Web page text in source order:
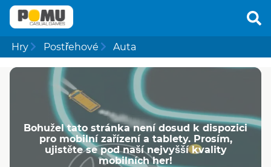
Hry Postřehové Auta
Bohužel tato stránka není dosud k dispozici
pro mobilní zařízení a tablety. Prosím,
ujistěte se pod naší nejvyšší kvality
mobilních her!